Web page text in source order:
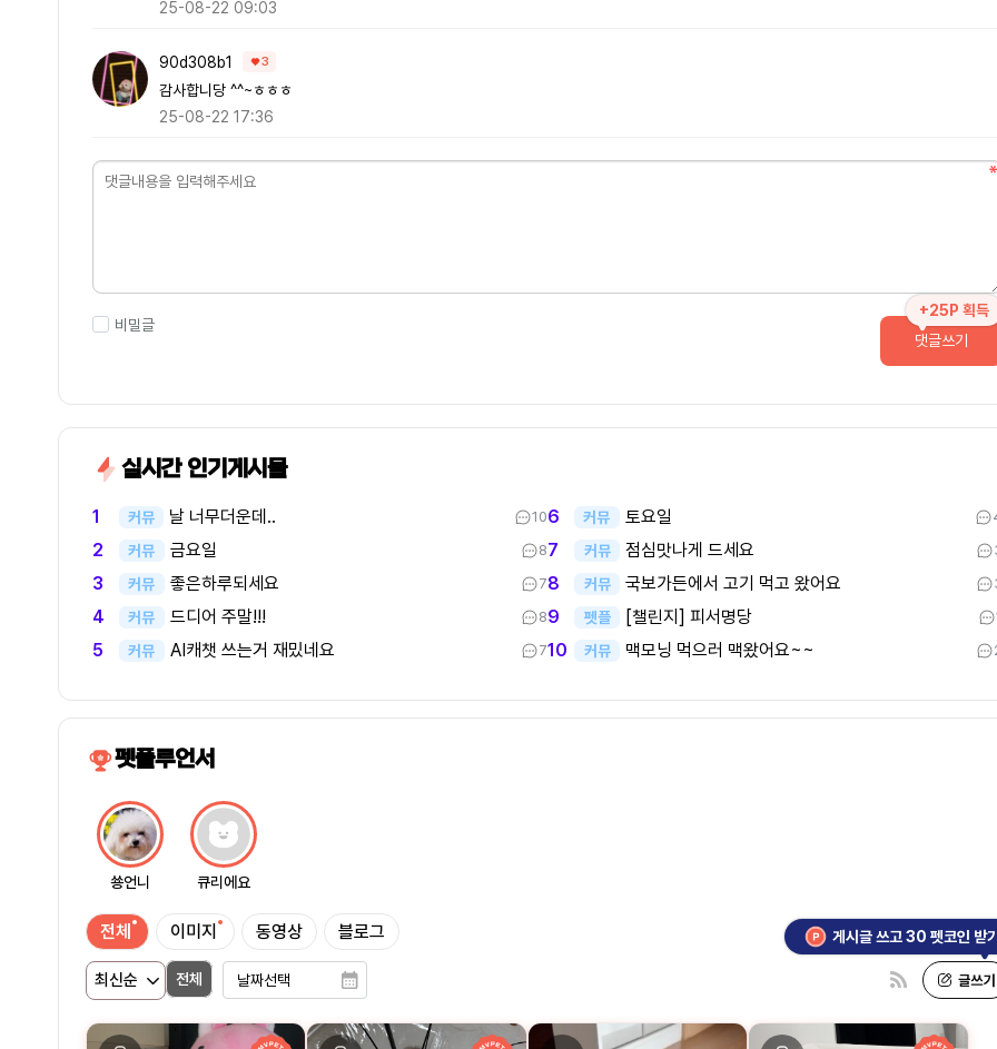
25-08-22 09:03
90d308b1 3
감사합니당 ^^~ㅎㅎㅎ
25-08-22 17:36
비밀글
+25P 획득
댓글쓰기
실시간 인기게시물
1 커뮤 날 너무더운데.. 10
2 커뮤 금요일 8
3 커뮤 좋은하루되세요 7
4 커뮤 드디어 주말!!! 8
5 커뮤 AI캐챗 쓰는거 재밌네요 7
6 커뮤 토요일
7 커뮤 점심맛나게 드세요
8 커뮤 국보가든에서 고기 먹고 왔어요
9 펫플 [챌린지] 피서명당
10 커뮤 맥모닝 먹으러 맥왔어요~~
펫플루언서
쑝언니 큐리에요
전체 이미지 동영상 블로그
전체
게시글 쓰고 30 펫코인 받